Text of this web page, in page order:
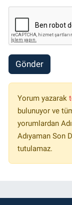
Gönder
Yorum yazarak
bulunuyor ve
yorumlardan
Adıyaman Son
tutulamaz.